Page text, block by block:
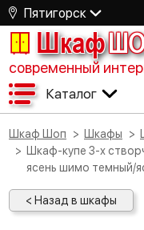
Пятигорск
Шкаф
современный
Каталог
Шкаф Шоп Шкафы
Шкаф-купе 3-х створчатый Андрей-Е (Фея) в прихожую
ясень шимо темный/
< Назад в шкафы